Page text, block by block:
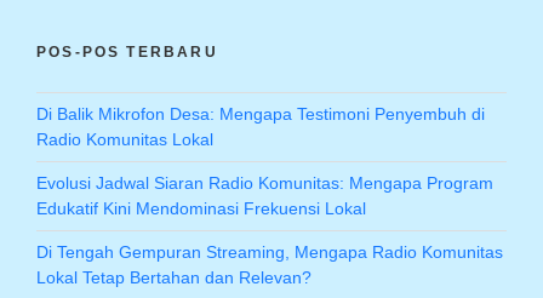
POS-POS TERBARU
Di Balik Mikrofon Desa: Mengapa Testimoni Penyembuh di
Radio Komunitas Lokal
Evolusi Jadwal Siaran Radio Komunitas: Mengapa Program
Edukatif Kini Mendominasi Frekuensi Lokal
Di Tengah Gempuran Streaming, Mengapa Radio Komunitas
Lokal Tetap Bertahan dan Relevan?